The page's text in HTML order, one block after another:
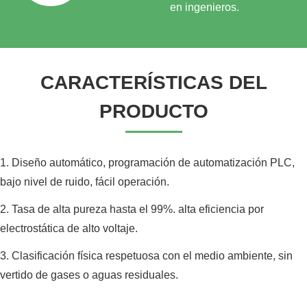
en ingenieros.
CARACTERÍSTICAS DEL
PRODUCTO
1. Diseño automático, programación de automatización PLC,
bajo nivel de ruido, fácil operación.
2. Tasa de alta pureza hasta el 99%. alta eficiencia por
electrostática de alto voltaje.
3. Clasificación física respetuosa con el medio ambiente, sin
vertido de gases o aguas residuales.